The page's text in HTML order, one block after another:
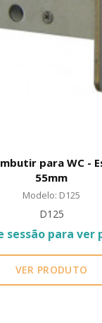
para WC -
55mm
Modelo: D125
D125
sessão para ver
VER PRODUTO